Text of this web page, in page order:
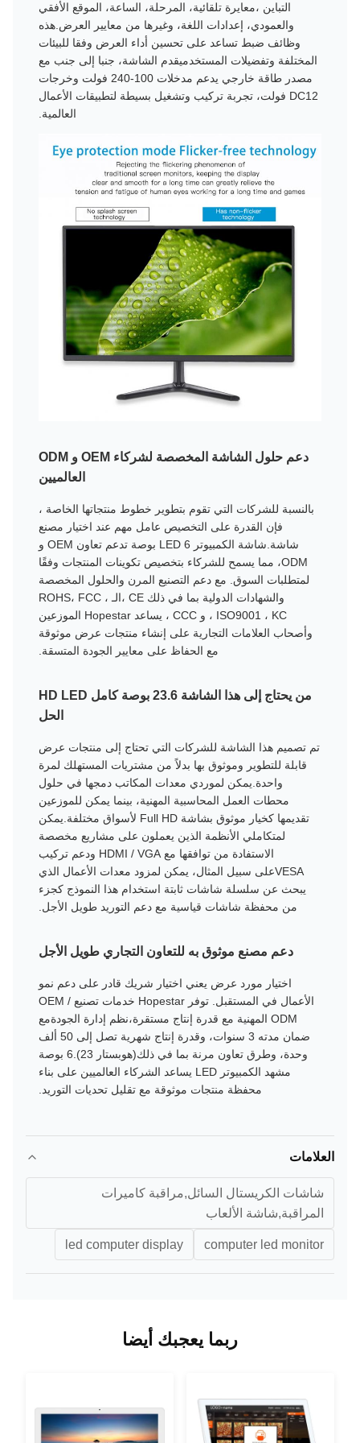
التباين ،معايرة تلقائية، المرحلة، الساعة، الموقع الأفقي
والعمودي، إعدادات اللغة، وغيرها من معايير العرض.هذه
وظائف ضبط تساعد على تحسين أداء العرض وفقا للبيئات
المختلفة وتفضيلات المستخدميقدم الشاشة، جنبا إلى جنب مع
مصدر طاقة خارجي يدعم مدخلات 100-240 فولت وخرجات
DC12 فولت، تجربة تركيب وتشغيل بسيطة لتطبيقات الأعمال
العالمية.
دعم حلول الشاشة المخصصة لشركاء OEM و ODM
العالميين
بالنسبة للشركات التي تقوم بتطوير خطوط منتجاتها الخاصة ،
فإن القدرة على التخصيص عامل مهم عند اختيار مصنع
شاشة.شاشة الكمبيوتر LED 6 بوصة تدعم تعاون OEM و
ODM، مما يسمح للشركاء بتخصيص تكوينات المنتجات وفقًا
لمتطلبات السوق. مع دعم التصنيع المرن والحلول المخصصة
والشهادات الدولية بما في ذلك CE ،الـ ROHS، FCC ،
ISO9001 ، KC ، و CCC ، يساعد Hopestar الموزعين
وأصحاب العلامات التجارية على إنشاء منتجات عرض موثوقة
مع الحفاظ على معايير الجودة المتسقة.
من يحتاج إلى هذا الشاشة 23.6 بوصة كامل HD LED
الحل
تم تصميم هذا الشاشة للشركات التي تحتاج إلى منتجات عرض
قابلة للتطوير وموثوق بها بدلاً من مشتريات المستهلك لمرة
واحدة.يمكن لموردي معدات المكاتب دمجها في حلول
محطات العمل المحاسبية المهنية، بينما يمكن للموزعين
تقديمها كخيار موثوق بشاشة Full HD لأسواق مختلفة.يمكن
لمتكاملي الأنظمة الذين يعملون على مشاريع مخصصة
الاستفادة من توافقها مع HDMI / VGA ودعم تركيب
VESAعلى سبيل المثال، يمكن لمزود معدات الأعمال الذي
يبحث عن سلسلة شاشات ثابتة استخدام هذا النموذج كجزء
من محفظة شاشات قياسية مع دعم التوريد طويل الأجل.
دعم مصنع موثوق به للتعاون التجاري طويل الأجل
اختيار مورد عرض يعني اختيار شريك قادر على دعم نمو
الأعمال في المستقبل. توفر Hopestar خدمات تصنيع OEM /
ODM المهنية مع قدرة إنتاج مستقرة،نظم إدارة الجودةمع
ضمان مدته 3 سنوات، وقدرة إنتاج شهرية تصل إلى 50 ألف
وحدة، وطرق تعاون مرنة بما في ذلك(هوبستار 23).6 بوصة
مشهد الكمبيوتر LED يساعد الشركاء العالميين على بناء
محفظة منتجات موثوقة مع تقليل تحديات التوريد.
العلامات
شاشات الكريستال السائل,مراقبة كاميرات
المراقبة,شاشة الألعاب
computer led monitor
led computer display
ربما يعجبك أيضا